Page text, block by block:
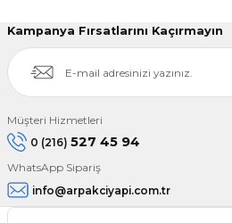
Kampanya Fırsatlarını Kaçırmayın
Müşteri Hizmetleri
0 (216) 527 45 94
WhatsApp Sipariş
info@arpakciyapi.com.tr